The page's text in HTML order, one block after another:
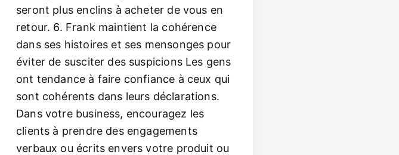
seront plus enclins à acheter de vous en
retour. 6. Frank maintient la cohérence
dans ses histoires et ses mensonges pour
éviter de susciter des suspicions Les gens
ont tendance à faire confiance à ceux qui
sont cohérents dans leurs déclarations.
Dans votre business, encouragez les
clients à prendre des engagements
verbaux ou écrits envers votre produit ou